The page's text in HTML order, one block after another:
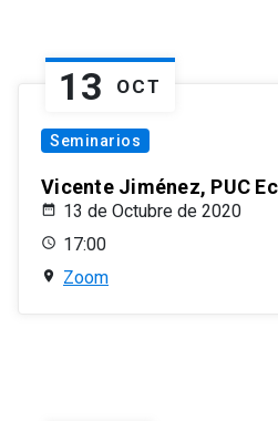
13 OCT
Seminarios
Vicente Jiménez, PUC
13 de Octubre de 2020
17:00
Zoom